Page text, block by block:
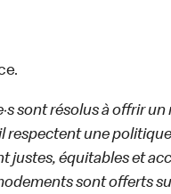
sont résolus à offrir
respectent une
équitables et
sont offerts